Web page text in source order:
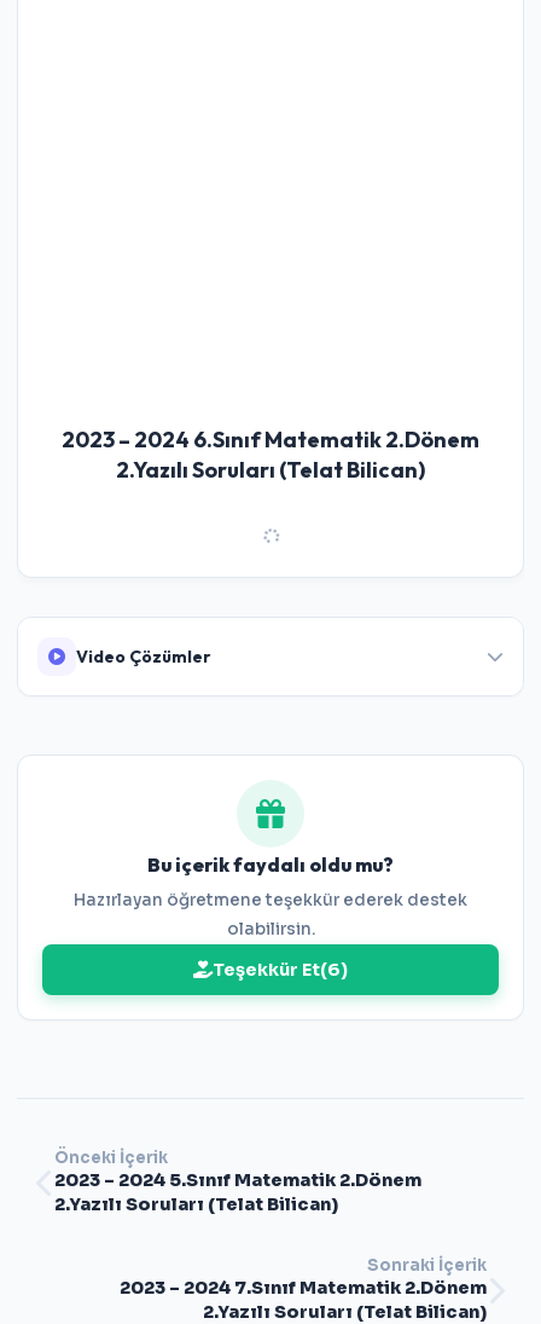
2023 – 2024 6.Sınıf Matematik 2.Dönem
2.Yazılı Soruları (Telat Bilican)
Video Çözümler
Bu içerik faydalı oldu mu?
Hazırlayan öğretmene teşekkür ederek destek
olabilirsin.
Teşekkür Et(6)
Önceki İçerik
2023 – 2024 5.Sınıf Matematik 2.Dönem
2.Yazılı Soruları (Telat Bilican)
Sonraki İçerik
2023 – 2024 7.Sınıf Matematik 2.Dönem
2.Yazılı Soruları (Telat Bilican)